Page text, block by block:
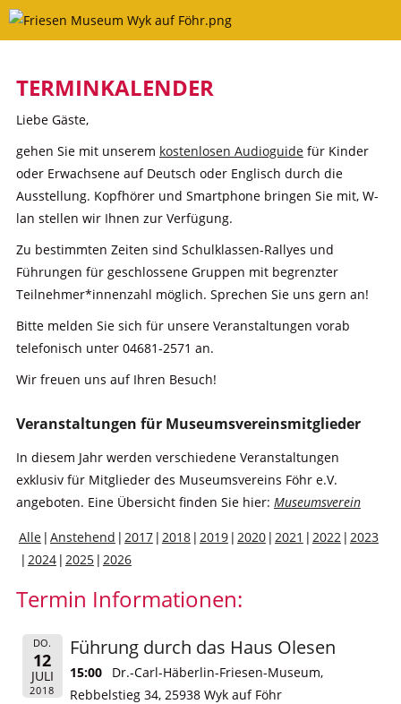
Skip
TERMINKALENDER
Liebe Gäste,
gehen Sie mit unserem kostenlosen Audioguidefür Kinder
oder Erwachsene auf Deutsch oder Englisch durch die
Ausstellung. Kopfhörer und Smartphone bringen Sie mit, W-
lan stellen wir Ihnen zur Verfügung.
Zu bestimmten Zeiten sind Schulklassen-Rallyes und
Führungen für geschlossene Gruppen mit begrenzter
Teilnehmer*innenzahl möglich. Sprechen Sie uns gern an!
Bitte melden Sie sich für unsere Veranstaltungen vorab
telefonisch unter 04681-2571 an.
Wir freuen uns auf Ihren Besuch!
Veranstaltungen für Museumsvereinsmitglieder
In diesem Jahr werden verschiedene Veranstaltungen
exklusiv für Mitglieder des Museumsvereins Föhr e.V.
angeboten. Eine Übersicht finden Sie hier: Museumsverein
Alle Anstehend 2017 2018 2019 2020 2021 2022
2023
2024 2025 2026
Termin Informationen:
DO.
12
JULI
2018
Führung durch das Haus Olesen
15:00
Dr.-Carl-Häberlin-Friesen-Museum,
Rebbelstieg 34, 25938 Wyk auf Föhr